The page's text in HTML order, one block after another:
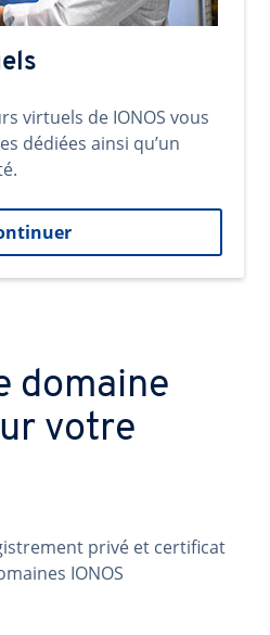
virtuels de IONOS vous
dédiées ainsi qu’un
domaine
votre
privé et certificat
IONOS